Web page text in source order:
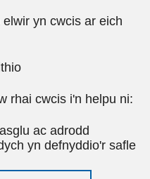
yn cwcis ar eich
rhai cwcis i'n helpu ni:
ac adrodd
yn defnyddio'r safle